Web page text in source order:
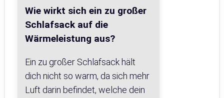
Wie wirkt sich ein zu großer
Schlafsack auf die
Wärmeleistung aus?
Ein zu großer Schlafsack hält
dich nicht so warm, da sich mehr
Luft darin befindet, welche dein